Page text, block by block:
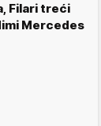
Filari treći
Mercedes